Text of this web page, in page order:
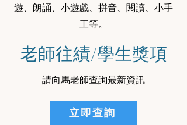
遊、朗誦、小遊戲、拼音、閱讀、小手
工等。
老師往績/學生獎項
請向馬老師查詢最新資訊
立即查詢